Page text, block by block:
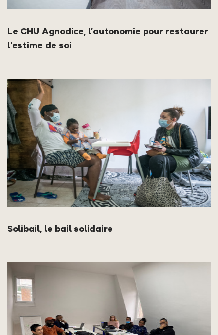
Le CHU Agnodice, l’autonomie pour restaurer
l'estime de soi
Solibail, le bail solidaire